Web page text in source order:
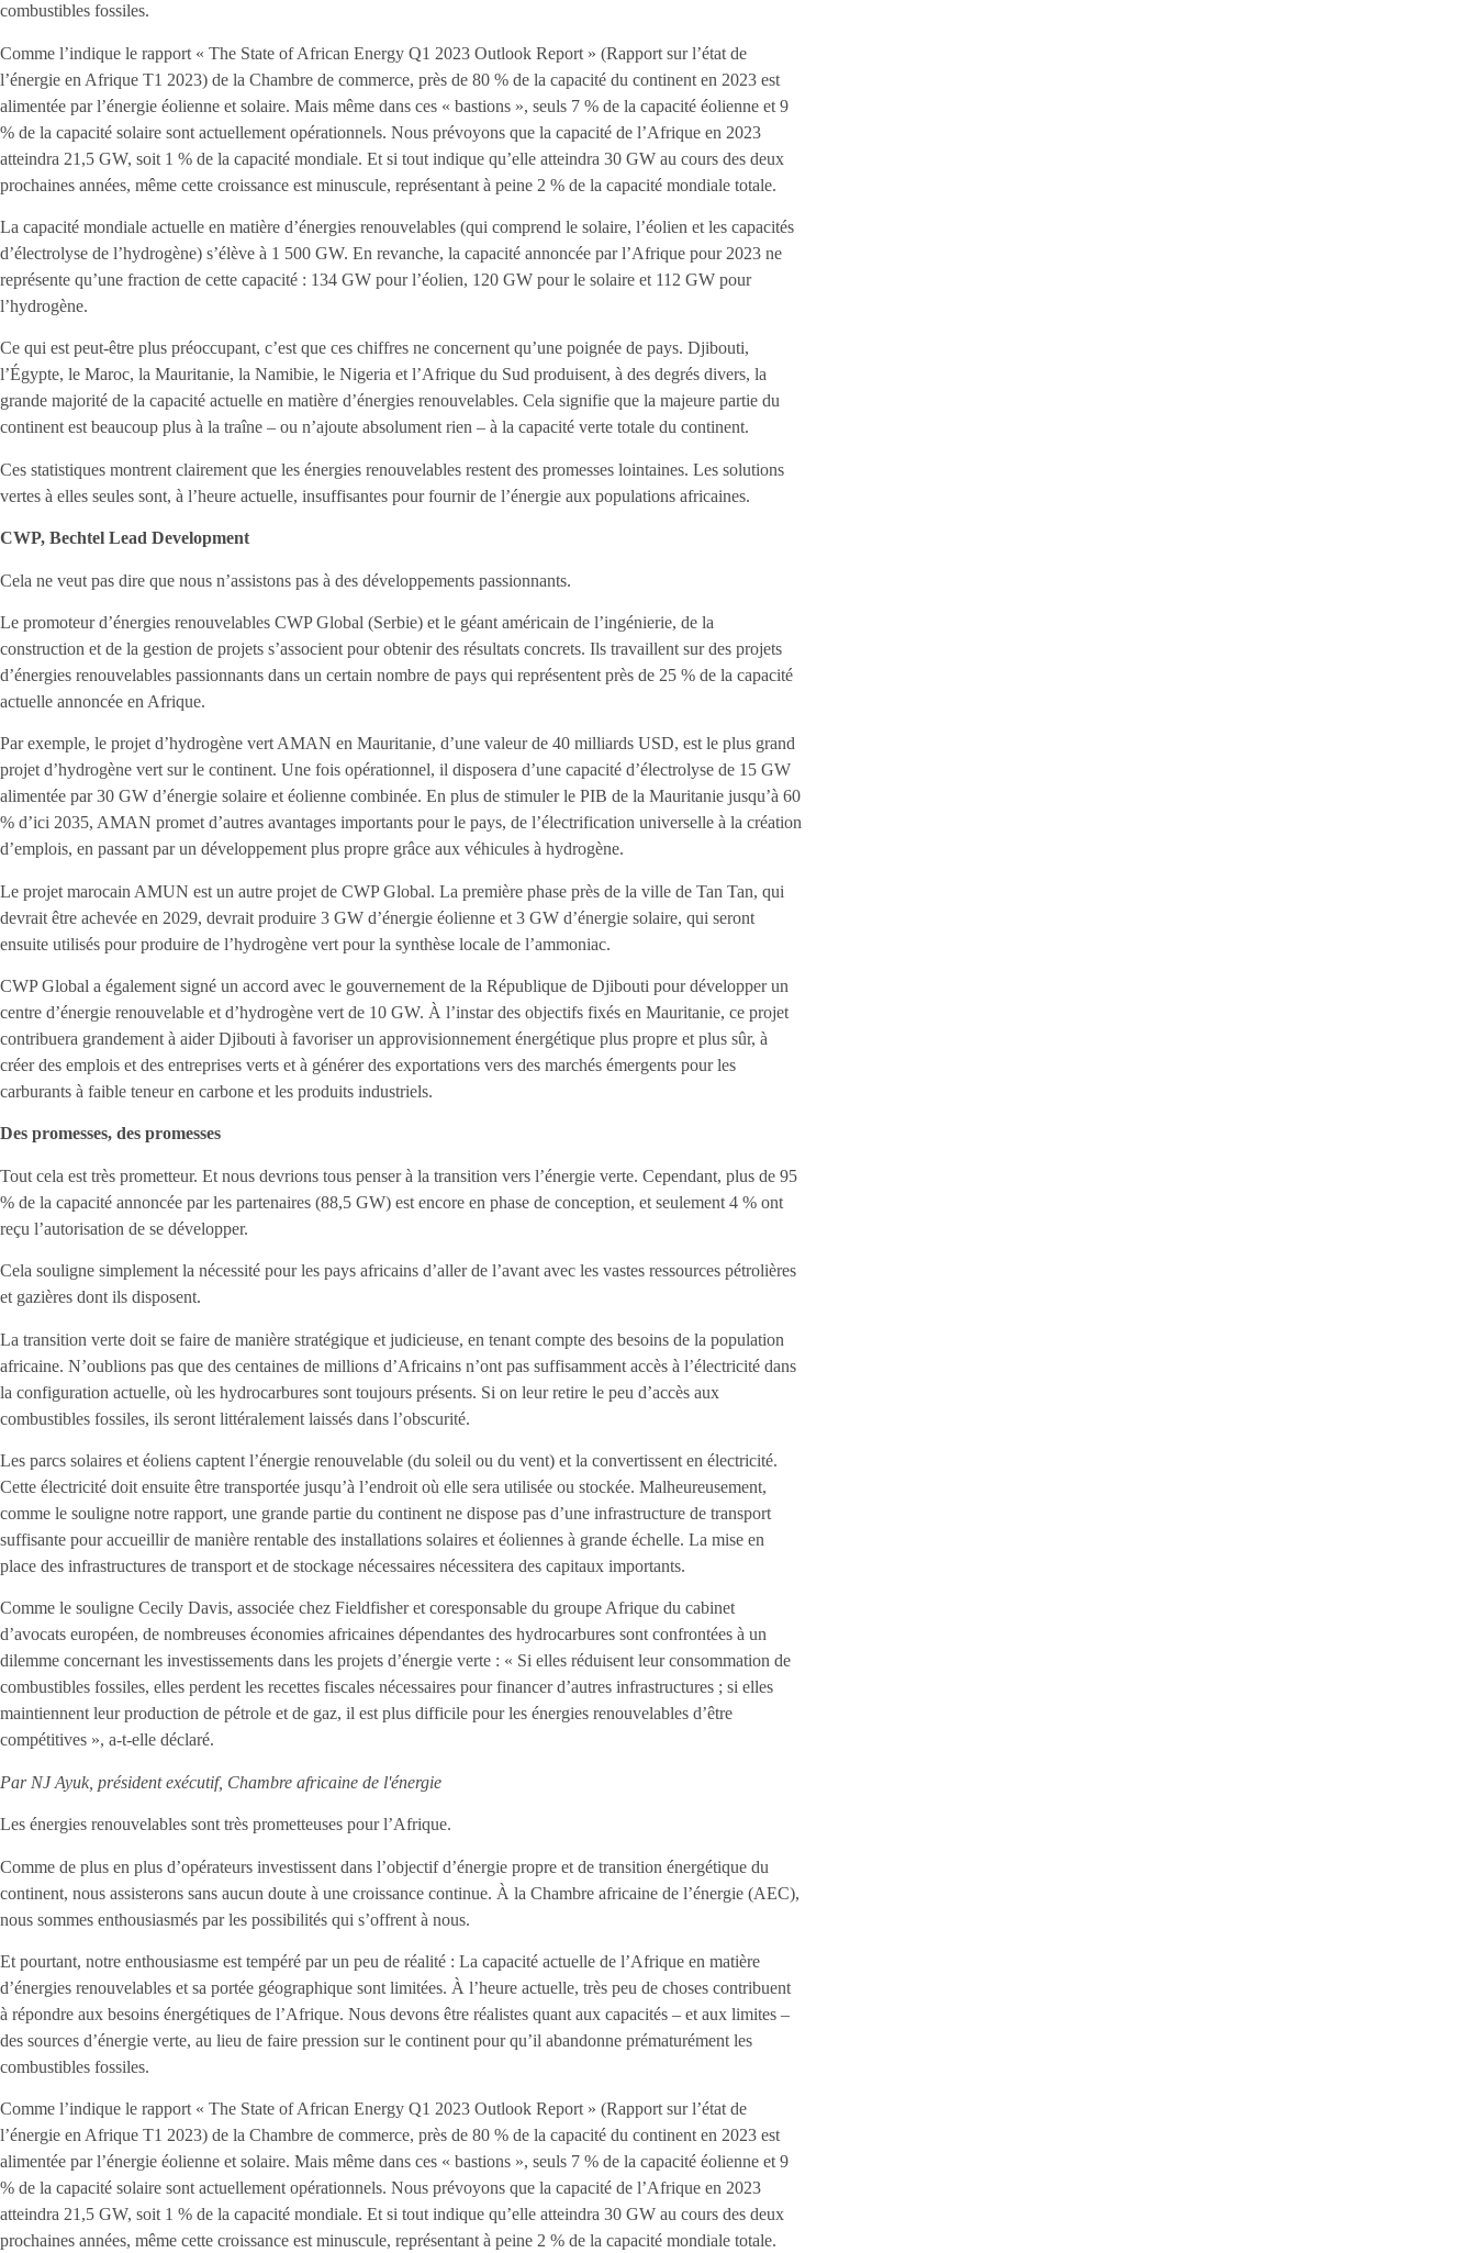
combustibles fossiles.
Comme l’indique le rapport « The State of African Energy Q1 2023 Outlook Report » (Rapport sur l’état de
l’énergie en Afrique T1 2023) de la Chambre de commerce, près de 80 % de la capacité du continent en 2023 est
alimentée par l’énergie éolienne et solaire. Mais même dans ces « bastions », seuls 7 % de la capacité éolienne et 9
% de la capacité solaire sont actuellement opérationnels. Nous prévoyons que la capacité de l’Afrique en 2023
atteindra 21,5 GW, soit 1 % de la capacité mondiale. Et si tout indique qu’elle atteindra 30 GW au cours des deux
prochaines années, même cette croissance est minuscule, représentant à peine 2 % de la capacité mondiale totale.
La capacité mondiale actuelle en matière d’énergies renouvelables (qui comprend le solaire, l’éolien et les capacités
d’électrolyse de l’hydrogène) s’élève à 1 500 GW. En revanche, la capacité annoncée par l’Afrique pour 2023 ne
représente qu’une fraction de cette capacité : 134 GW pour l’éolien, 120 GW pour le solaire et 112 GW pour
l’hydrogène.
Ce qui est peut-être plus préoccupant, c’est que ces chiffres ne concernent qu’une poignée de pays. Djibouti,
l’Égypte, le Maroc, la Mauritanie, la Namibie, le Nigeria et l’Afrique du Sud produisent, à des degrés divers, la
grande majorité de la capacité actuelle en matière d’énergies renouvelables. Cela signifie que la majeure partie du
continent est beaucoup plus à la traîne – ou n’ajoute absolument rien – à la capacité verte totale du continent.
Ces statistiques montrent clairement que les énergies renouvelables restent des promesses lointaines. Les solutions
vertes à elles seules sont, à l’heure actuelle, insuffisantes pour fournir de l’énergie aux populations africaines.
CWP, Bechtel Lead Development
Cela ne veut pas dire que nous n’assistons pas à des développements passionnants.
Le promoteur d’énergies renouvelables CWP Global (Serbie) et le géant américain de l’ingénierie, de la
construction et de la gestion de projets s’associent pour obtenir des résultats concrets. Ils travaillent sur des projets
d’énergies renouvelables passionnants dans un certain nombre de pays qui représentent près de 25 % de la capacité
actuelle annoncée en Afrique.
Par exemple, le projet d’hydrogène vert AMAN en Mauritanie, d’une valeur de 40 milliards USD, est le plus grand
projet d’hydrogène vert sur le continent. Une fois opérationnel, il disposera d’une capacité d’électrolyse de 15 GW
alimentée par 30 GW d’énergie solaire et éolienne combinée. En plus de stimuler le PIB de la Mauritanie jusqu’à 60
% d’ici 2035, AMAN promet d’autres avantages importants pour le pays, de l’électrification universelle à la création
d’emplois, en passant par un développement plus propre grâce aux véhicules à hydrogène.
Le projet marocain AMUN est un autre projet de CWP Global. La première phase près de la ville de Tan Tan, qui
devrait être achevée en 2029, devrait produire 3 GW d’énergie éolienne et 3 GW d’énergie solaire, qui seront
ensuite utilisés pour produire de l’hydrogène vert pour la synthèse locale de l’ammoniac.
CWP Global a également signé un accord avec le gouvernement de la République de Djibouti pour développer un
centre d’énergie renouvelable et d’hydrogène vert de 10 GW. À l’instar des objectifs fixés en Mauritanie, ce projet
contribuera grandement à aider Djibouti à favoriser un approvisionnement énergétique plus propre et plus sûr, à
créer des emplois et des entreprises verts et à générer des exportations vers des marchés émergents pour les
carburants à faible teneur en carbone et les produits industriels.
Des promesses, des promesses
Tout cela est très prometteur. Et nous devrions tous penser à la transition vers l’énergie verte. Cependant, plus de 95
% de la capacité annoncée par les partenaires (88,5 GW) est encore en phase de conception, et seulement 4 % ont
reçu l’autorisation de se développer.
Cela souligne simplement la nécessité pour les pays africains d’aller de l’avant avec les vastes ressources pétrolières
et gazières dont ils disposent.
La transition verte doit se faire de manière stratégique et judicieuse, en tenant compte des besoins de la population
africaine. N’oublions pas que des centaines de millions d’Africains n’ont pas suffisamment accès à l’électricité dans
la configuration actuelle, où les hydrocarbures sont toujours présents. Si on leur retire le peu d’accès aux
combustibles fossiles, ils seront littéralement laissés dans l’obscurité.
Les parcs solaires et éoliens captent l’énergie renouvelable (du soleil ou du vent) et la convertissent en électricité.
Cette électricité doit ensuite être transportée jusqu’à l’endroit où elle sera utilisée ou stockée. Malheureusement,
comme le souligne notre rapport, une grande partie du continent ne dispose pas d’une infrastructure de transport
suffisante pour accueillir de manière rentable des installations solaires et éoliennes à grande échelle. La mise en
place des infrastructures de transport et de stockage nécessaires nécessitera des capitaux importants.
Comme le souligne Cecily Davis, associée chez Fieldfisher et coresponsable du groupe Afrique du cabinet
d’avocats européen, de nombreuses économies africaines dépendantes des hydrocarbures sont confrontées à un
dilemme concernant les investissements dans les projets d’énergie verte : « Si elles réduisent leur consommation de
combustibles fossiles, elles perdent les recettes fiscales nécessaires pour financer d’autres infrastructures ; si elles
maintiennent leur production de pétrole et de gaz, il est plus difficile pour les énergies renouvelables d’être
compétitives », a-t-elle déclaré.
Par NJ Ayuk, président exécutif, Chambre africaine de l'énergie
Les énergies renouvelables sont très prometteuses pour l’Afrique.
Comme de plus en plus d’opérateurs investissent dans l’objectif d’énergie propre et de transition énergétique du
continent, nous assisterons sans aucun doute à une croissance continue. À la Chambre africaine de l’énergie (AEC),
nous sommes enthousiasmés par les possibilités qui s’offrent à nous.
Et pourtant, notre enthousiasme est tempéré par un peu de réalité : La capacité actuelle de l’Afrique en matière
d’énergies renouvelables et sa portée géographique sont limitées. À l’heure actuelle, très peu de choses contribuent
à répondre aux besoins énergétiques de l’Afrique. Nous devons être réalistes quant aux capacités – et aux limites –
des sources d’énergie verte, au lieu de faire pression sur le continent pour qu’il abandonne prématurément les
combustibles fossiles.
Comme l’indique le rapport « The State of African Energy Q1 2023 Outlook Report » (Rapport sur l’état de
l’énergie en Afrique T1 2023) de la Chambre de commerce, près de 80 % de la capacité du continent en 2023 est
alimentée par l’énergie éolienne et solaire. Mais même dans ces « bastions », seuls 7 % de la capacité éolienne et 9
% de la capacité solaire sont actuellement opérationnels. Nous prévoyons que la capacité de l’Afrique en 2023
atteindra 21,5 GW, soit 1 % de la capacité mondiale. Et si tout indique qu’elle atteindra 30 GW au cours des deux
prochaines années, même cette croissance est minuscule, représentant à peine 2 % de la capacité mondiale totale.